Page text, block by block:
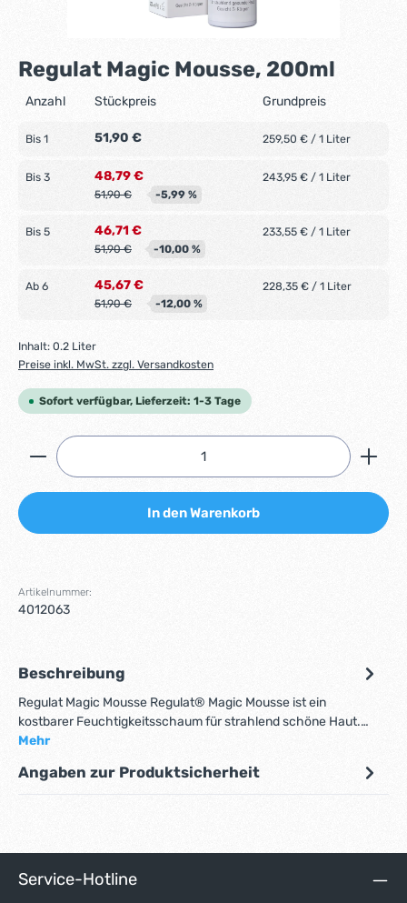
Regulat Magic Mousse, 200ml
Anzahl Stückpreis Grundpreis
Bis 1 51,90 € 259,50 € / 1 Liter
Bis 3 48,79 €
51,90 € -5,99 %
243,95 € / 1 Liter
Bis 5 46,71 €
51,90 € -10,00 %
233,55 € / 1 Liter
Ab 6 45,67 €
51,90 € -12,00 %
228,35 € / 1 Liter
Inhalt: 0.2 Liter
Preise inkl. MwSt. zzgl. Versandkosten
Sofort verfügbar, Lieferzeit: 1-3 Tage
Produkt Anzahl: Gib den gewünschten Wert ein
In den Warenkorb
Artikelnummer:
4012063
Beschreibung
Regulat Magic Mousse Regulat® Magic Mousse ist ein
kostbarer Feuchtigkeitsschaum für strahlend schöne Haut.…
Mehr
Angaben zur Produktsicherheit
Service-Hotline